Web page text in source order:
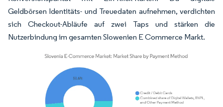
Geldbörsen Identitäts- und Treuedaten aufnehmen, verdichten
sich Checkout-Abläufe auf zwei Taps und stärken die
Nutzerbindung im gesamten Slowenien E Commerce Markt.